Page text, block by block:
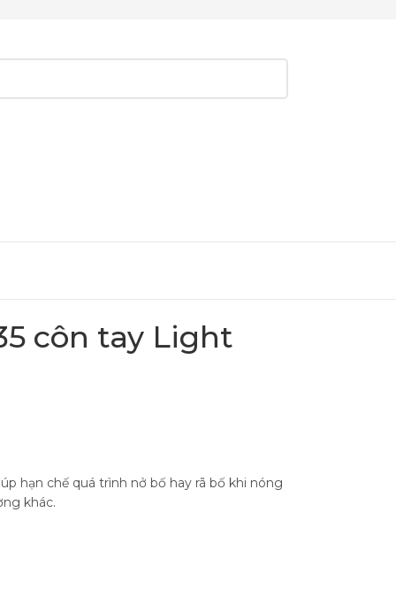
côn tay Light
hạn chế quá trình nở bố hay rã bố khi nóng
khác.